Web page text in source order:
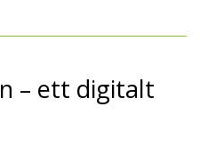
– ett digitalt